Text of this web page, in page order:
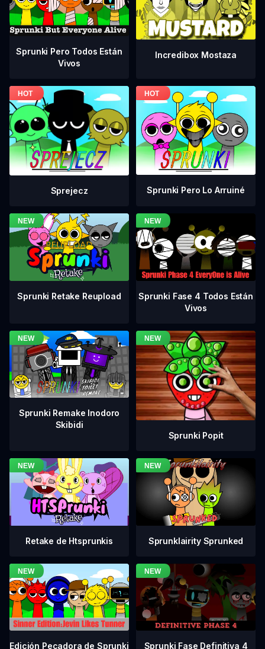
Sprunki Pero Todos Están
Vivos
Incredibox Mostaza
Sprejecz Sprunki Pero Lo Arruiné
Sprunki Retake Reupload
Sprunki Fase 4 Todos Están
Vivos
Sprunki Remake Inodoro
Skibidi
Sprunki Popit
Retake de Htsprunkis Sprunklairity Sprunked
Edición Pecadora de Sprunki Sprunki Fase Definitiva 4